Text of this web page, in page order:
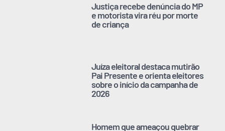
Justiça recebe denúncia do MP
e motorista vira réu por morte
de criança
Juíza eleitoral destaca mutirão
Pai Presente e orienta eleitores
sobre o início da campanha de
2026
Homem que ameaçou quebrar